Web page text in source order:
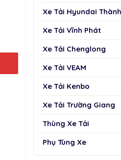
Xe Tải Hyundai
Xe Tải Vĩnh Phát
Xe Tải Chenglong
Xe Tải VEAM
Xe Tải Kenbo
Xe Tải Trường Giang
Thùng Xe Tải
Phụ Tùng Xe